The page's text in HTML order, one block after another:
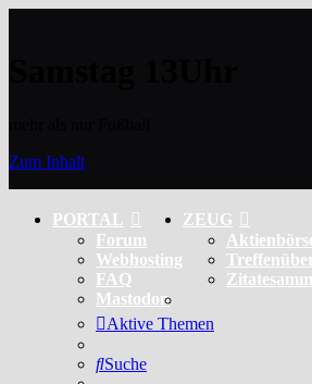
Zum Inhalt
PORTAL
Forum
Webhosting
FAQ
Mastodon
ZEUG
Aktive Themen
Suche